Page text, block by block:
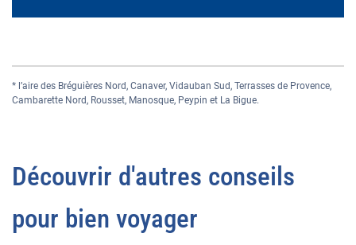
* l’aire des Bréguières Nord, Canaver, Vidauban Sud, Terrasses de Provence,
Cambarette Nord, Rousset, Manosque, Peypin et La Bigue.
Découvrir d'autres conseils
pour bien voyager